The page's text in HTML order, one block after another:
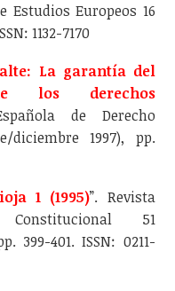
Estudios Europeos 16
1132-7170
La garantía del
los derechos
de Derecho
diciembre 1997), pp.
1 (1995)”. Revista
51
399-401. ISSN: 0211-